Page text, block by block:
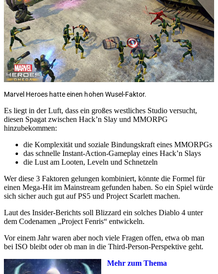
Marvel Heroes hatte einen hohen Wusel-Faktor.
Es liegt in der Luft, dass ein großes westliches Studio versucht,
diesen Spagat zwischen Hack’n Slay und MMORPG
hinzubekommen:
die Komplexität und soziale Bindungskraft eines MMORPGs
das schnelle Instant-Action-Gameplay eines Hack’n Slays
die Lust am Looten, Leveln und Schnetzeln
Wer diese 3 Faktoren gelungen kombiniert, könnte die Formel für
einen Mega-Hit im Mainstream gefunden haben. So ein Spiel würde
sich sicher auch gut auf PS5 und Project Scarlett machen.
Laut des Insider-Berichts soll Blizzard ein solches Diablo 4 unter
dem Codenamen „Project Fenris“ entwickeln.
Vor einem Jahr waren aber noch viele Fragen offen, etwa ob man
bei ISO bleibt oder ob man in die Third-Person-Perspektive geht.
Mehr zum Thema